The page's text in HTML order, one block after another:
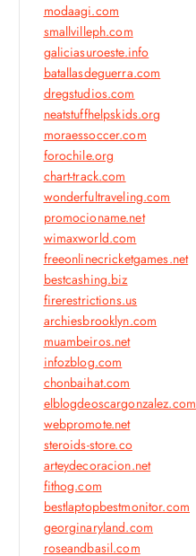
modaagi.com
smallvilleph.com
galiciasuroeste.info
batallasdeguerra.com
dregstudios.com
neatstuffhelpskids.org
moraessoccer.com
forochile.org
chart-track.com
wonderfultraveling.com
promocioname.net
wimaxworld.com
freeonlinecricketgames.net
bestcashing.biz
firerestrictions.us
archiesbrooklyn.com
muambeiros.net
infozblog.com
chonbaihat.com
elblogdeoscargonzalez.com
webpromote.net
steroids-store.co
arteydecoracion.net
fithog.com
bestlaptopbestmonitor.com
georginaryland.com
roseandbasil.com